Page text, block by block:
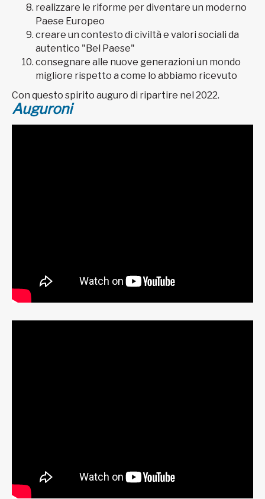
realizzare le riforme per diventare un moderno
Paese Europeo
creare un contesto di civiltà e valori sociali da
autentico "Bel Paese"
consegnare alle nuove generazioni un mondo
migliore rispetto a come lo abbiamo ricevuto
Con questo spirito auguro di ripartire nel 2022.
Auguroni